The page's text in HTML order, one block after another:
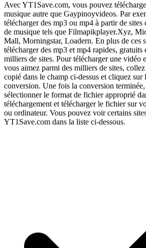
Avec YT1Save.com, vous pouvez
musique autre que Gaypinoyvideos. Par
télécharger des mp3 ou mp4 à partir de sites
de musique tels que Filmapikplayer.Xyz,
Mall, Morningstar, Loadern. En plus de ces
télécharger des mp3 et mp4 rapides,
milliers de sites. Pour télécharger une vidéo
vous aimez parmi des milliers de sites,
copié dans le champ ci-dessus et cliquez sur
conversion. Une fois la conversion
sélectionner le format de fichier approprié
téléchargement et télécharger le fichier sur
ou ordinateur. Vous pouvez voir certains
YT1Save.com dans la liste ci-dessous.